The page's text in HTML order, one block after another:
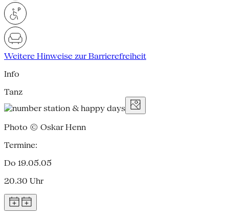
Weitere Hinweise zur Barrierefreiheit
Info
Tanz
Photo © Oskar Henn
Termine:
Do 19.05.05
20.30 Uhr